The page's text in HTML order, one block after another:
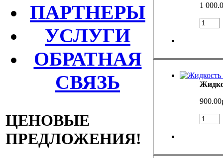
ПАРТНЕРЫ
УСЛУГИ
ОБРАТНАЯ
СВЯЗЬ
ЦЕНОВЫЕ
ПРЕДЛОЖЕНИЯ!
1